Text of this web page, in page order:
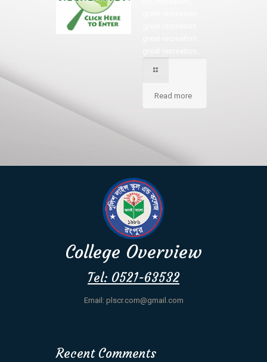
Read more
College Overview
Tel: 0521-63532
Email: plscr.com@gmail.com
Recent Comments